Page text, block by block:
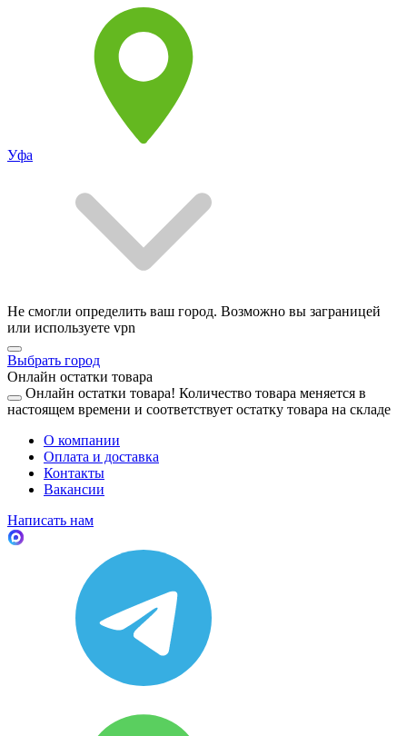
Уфа
Не смогли определить ваш город. Возможно вы заграницей
или используете vpn
Выбрать город
Онлайн остатки товара
Онлайн остатки товара! Количество товара меняется в
настоящем времени и соответствует остатку товара на складе
О компании
Оплата и доставка
Контакты
Вакансии
Написать нам